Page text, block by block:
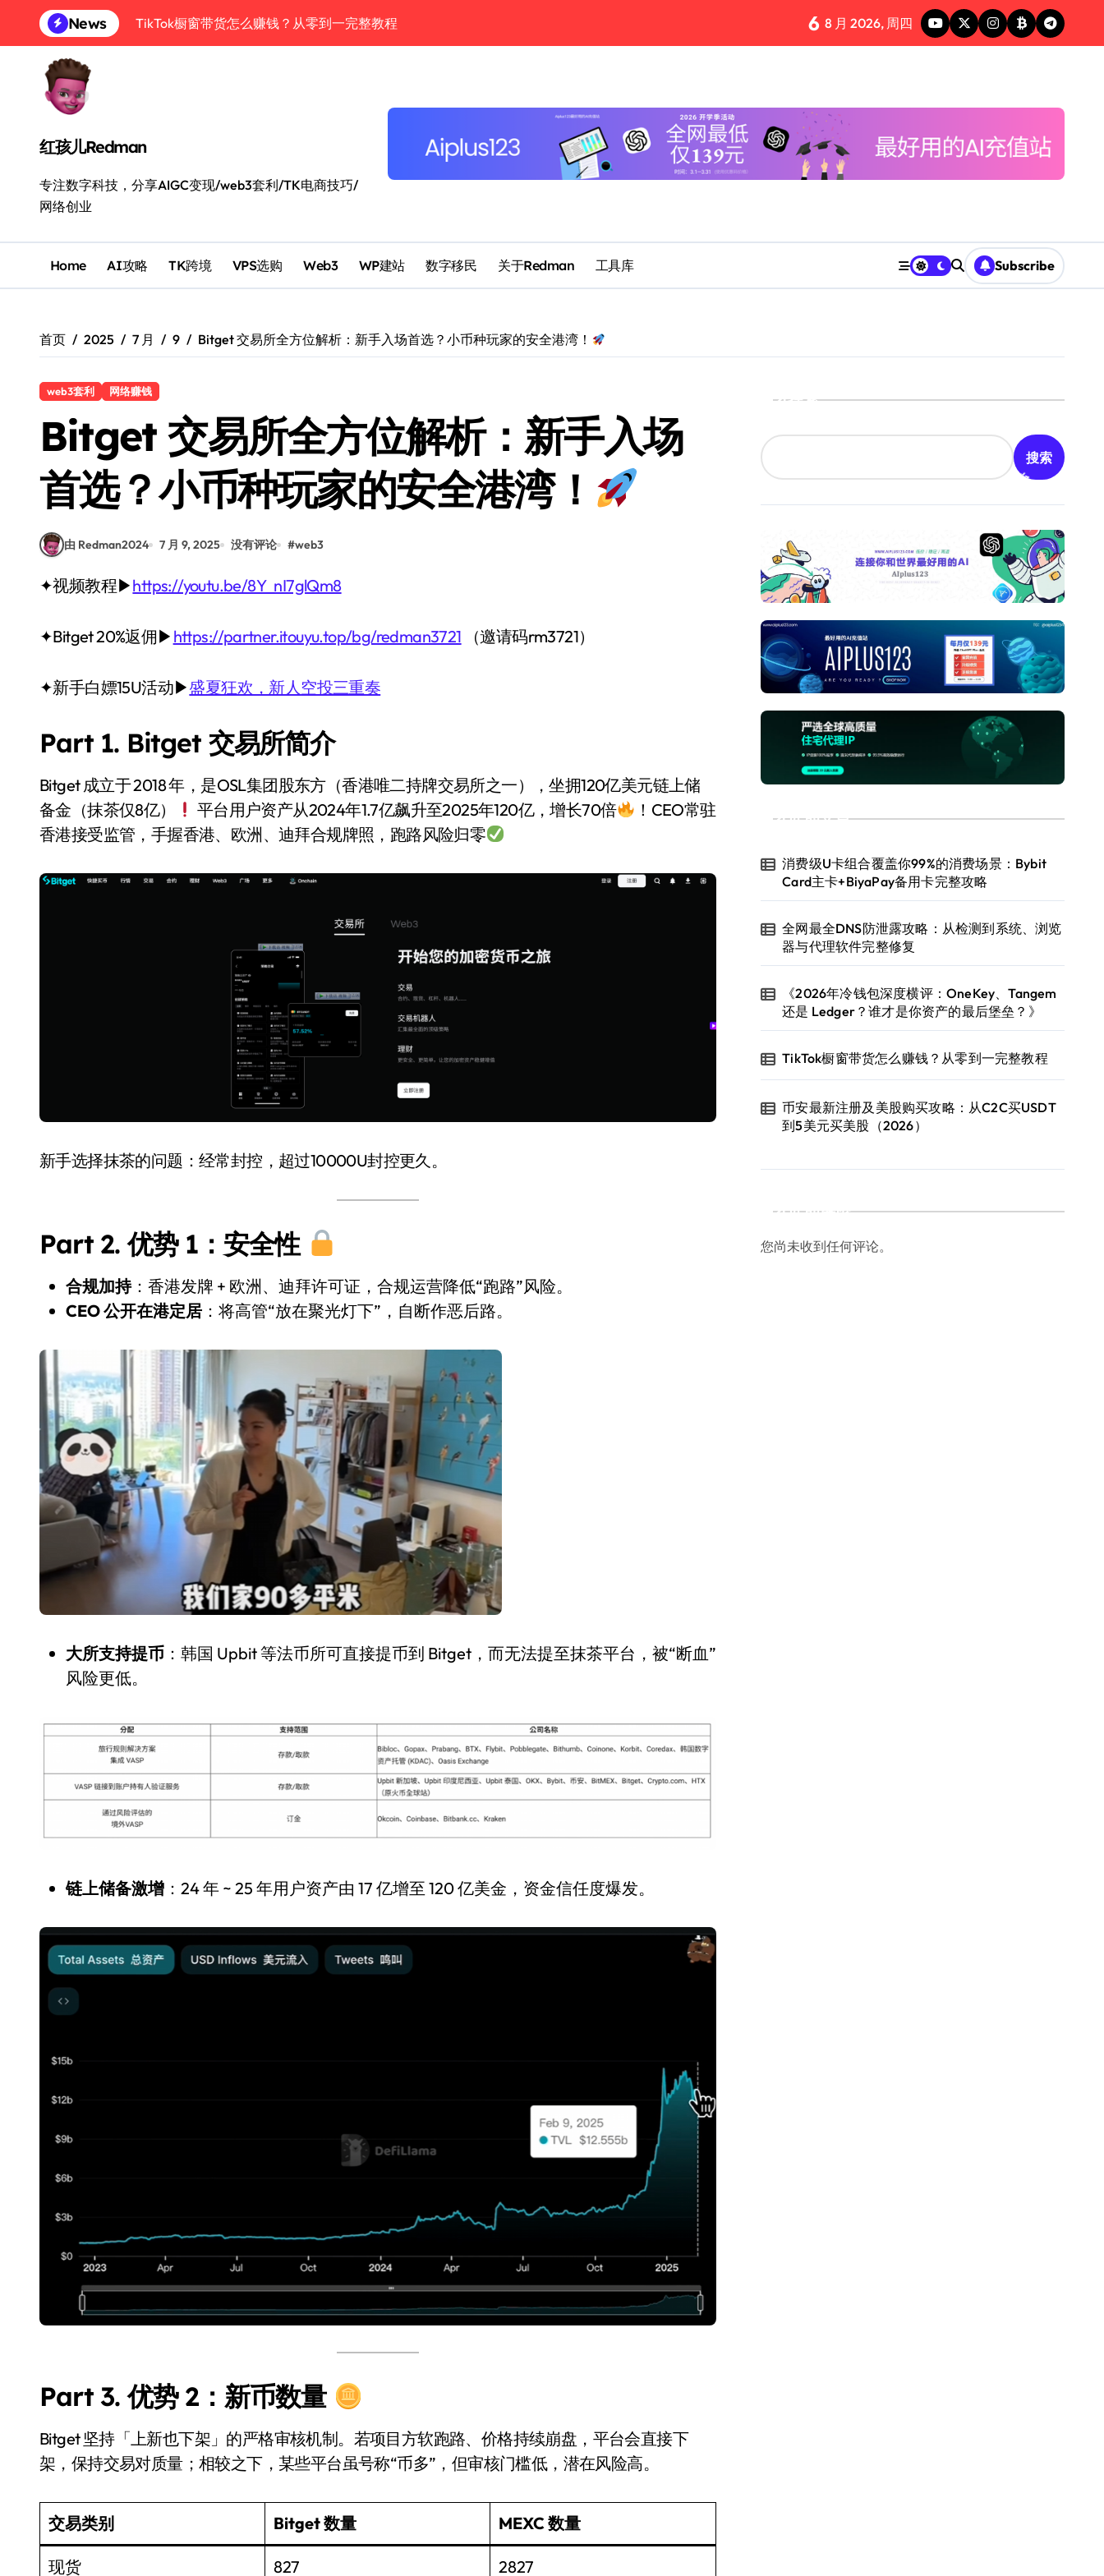
到
News
币安最新注册及美股购买攻略：从C2C买USDT到5美元买美股（2026）
GPT-5.6深度实测：ChatGPT、Work、Codex合体后，AI终于能独立完成一个项目了？
国行手机也能拥有美国真实海外号：用saily 通过 Codex、Telegram 的手机验证，每月几块钱
2026 高效信息流搭建指南：用4类工具打造你的个人情报雷达
6 8 月 2026, 周四
红孩儿Redman
专注数字科技，分享AIGC变现/web3套利/TK电商技巧/
网络创业
Home AI攻略 TK跨境 VPS选购 Web3 WP建站 数字移民 关于Redman 工具库 Subscribe
首页 2025 7 月 9 Bitget 交易所全方位解析：新手入场首选？小币种玩家的安全港湾！
web3套利 网络赚钱
Bitget 交易所全方位解析：新手入场
首选？小币种玩家的安全港湾！
由 Redman2024 7 月 9, 2025 没有评论 #web3
✦视频教程▶https://youtu.be/8Y_nI7glQm8
✦Bitget 20%返佣▶ https://partner.itouyu.top/bg/redman3721 （邀请码rm3721）
✦新手白嫖15U活动▶盛夏狂欢，新人空投三重奏
Part 1. Bitget 交易所简介
Bitget 成立于 2018 年，是OSL集团股东方（香港唯二持牌交易所之一），坐拥120亿美元链上储
备金（抹茶仅8亿）
平台用户资产从2024年1.7亿飙升至2025年120亿，增长70倍
！CEO常驻
香港接受监管，手握香港、欧洲、迪拜合规牌照，跑路风险归零
新手选择抹茶的问题：经常封控，超过10000U封控更久。
Part 2. 优势 1：安全性
合规加持：香港发牌 + 欧洲、迪拜许可证，合规运营降低“跑路”风险。
CEO 公开在港定居 ：将高管“放在聚光灯下”，自断作恶后路。
大所支持提币 ：韩国 Upbit 等法币所可直接提币到 Bitget，而无法提至抹茶平台，被“断血”
风险更低。
链上储备激增 ：24 年 ~ 25 年用户资产由 17 亿增至 120 亿美金，资金信任度爆发。
Part 3. 优势 2：新币数量
Bitget 坚持「上新也下架」的严格审核机制。若项目方软跑路、价格持续崩盘，平台会直接下
架，保持交易对质量；相较之下，某些平台虽号称“币多”，但审核门槛低，潜在风险高。
交易类别 Bitget 数量 MEXC 数量
现货 827 2827
搜索
搜索
近期文章
消费级U卡组合覆盖你99%的消费场景：Bybit
Card主卡+BiyaPay备用卡完整攻略
全网最全DNS防泄露攻略：从检测到系统、浏览
器与代理软件完整修复
《2026年冷钱包深度横评：OneKey、Tangem
还是 Ledger？谁才是你资产的最后堡垒？》
TikTok橱窗带货怎么赚钱？从零到一完整教程
币安最新注册及美股购买攻略：从C2C买USDT
到5美元买美股（2026）
近期评论
您尚未收到任何评论。